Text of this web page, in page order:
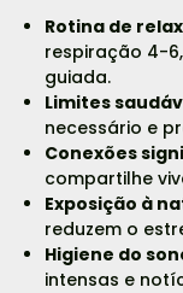
Rotina de
respiração 4-
guiada.
Limites
necessário e
Conexões
compartilhe
Exposição à
reduzem o
Higiene do
intensas e